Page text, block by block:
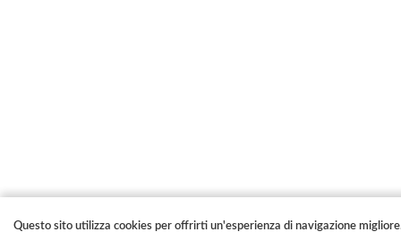
Questo sito utilizza cookies per offrirti un'esperienza di navigazione